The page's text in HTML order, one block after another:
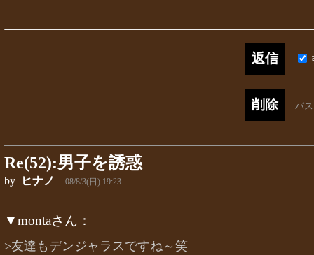
パ
Re(52):男子を誘惑
by ヒナノ 08/8/3(日) 19:23
▼montaさん：
>友達もデンジャラスですね～笑